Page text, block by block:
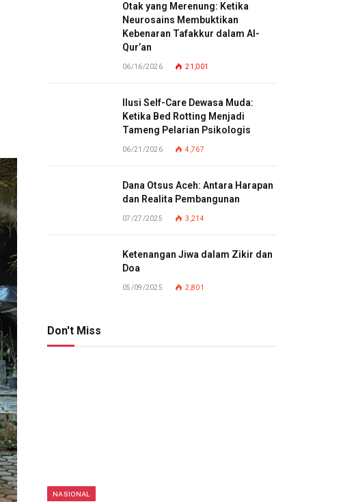
Otak yang Merenung: Ketika
Neurosains Membuktikan
Kebenaran Tafakkur dalam Al-
Qur’an
06/16/2026 21,001
Ilusi Self-Care Dewasa Muda:
Ketika Bed Rotting Menjadi
Tameng Pelarian Psikologis
06/21/2026 4,767
Dana Otsus Aceh: Antara Harapan
dan Realita Pembangunan
07/27/2025 3,214
Ketenangan Jiwa dalam Zikir dan
Doa
05/09/2025 2,801
Don't Miss
NASIONAL